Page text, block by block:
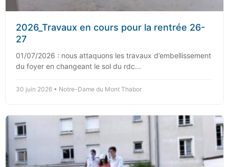
2026_Travaux en cours pour la rentrée 26-
27
01/07/2026 : nous attaquons les travaux d’embellissement
du foyer en changeant le sol du rdc...
30 juin 2026 • Notre-Dame du Mont Thabor